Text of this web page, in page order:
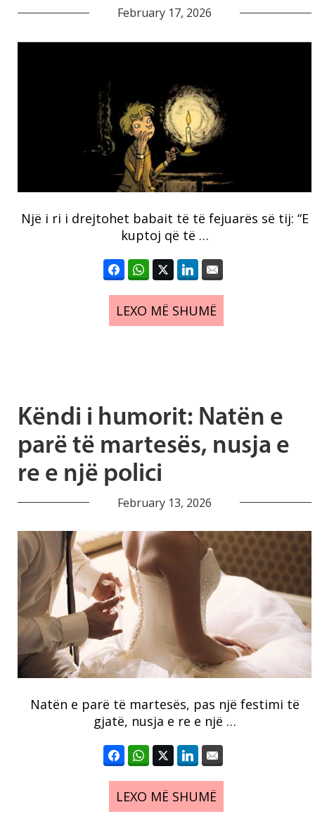
February 17, 2026
Një i ri i drejtohet babait të të fejuarës së tij: “E
kuptoj që të …
LEXO MË SHUMË
Këndi i humorit: Natën e
parë të martesës, nusja e
re e një polici
February 13, 2026
Natën e parë të martesës, pas një festimi të
gjatë, nusja e re e një …
LEXO MË SHUMË